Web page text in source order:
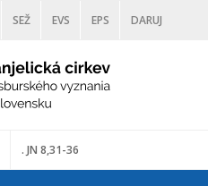
SEŽ EVS EPS DARUJ
TRANOSCIUS
. JN 8,31-36